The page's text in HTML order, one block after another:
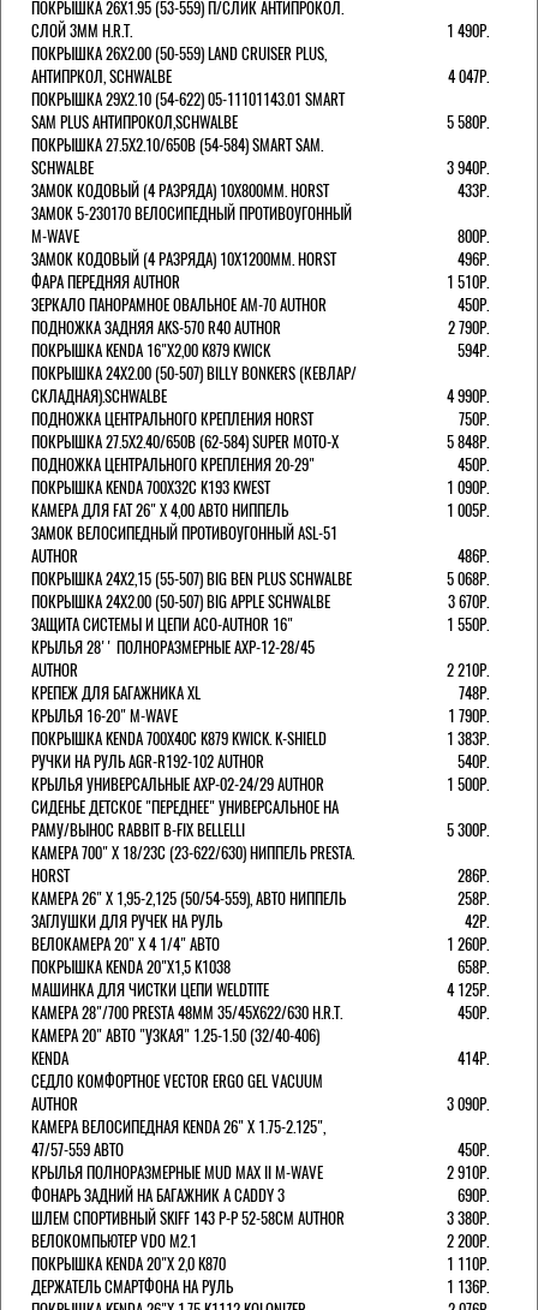
ПОКРЫШКА 26X1.95 (53-559) П/СЛИК АНТИПРОКОЛ.
СЛОЙ 3ММ H.R.T.
1 490Р.
ПОКРЫШКА 26X2.00 (50-559) LAND CRUISER PLUS,
АНТИПРКОЛ, SCHWALBE
4 047Р.
ПОКРЫШКА 29X2.10 (54-622) 05-11101143.01 SMART
SAM PLUS АНТИПРОКОЛ,SCHWALBE
5 580Р.
ПОКРЫШКА 27.5X2.10/650B (54-584) SMART SAM.
SCHWALBE
3 940Р.
ЗАМОК КОДОВЫЙ (4 РАЗРЯДА) 10Х800ММ. HORST
433Р.
ЗАМОК 5-230170 ВЕЛОСИПЕДНЫЙ ПРОТИВОУГОННЫЙ
M-WAVE
800Р.
ЗАМОК КОДОВЫЙ (4 РАЗРЯДА) 10Х1200ММ. HORST
496Р.
ФАРА ПЕРЕДНЯЯ AUTHOR
1 510Р.
ЗЕРКАЛО ПАНОРАМНОЕ ОВАЛЬНОЕ AM-70 AUTHOR
450Р.
ПОДНОЖКА ЗАДНЯЯ AKS-570 R40 AUTHOR
2 790Р.
ПОКРЫШКА KENDA 16"Х2,00 K879 KWICK
594Р.
ПОКРЫШКА 24X2.00 (50-507) BILLY BONKERS (КЕВЛАР/
СКЛАДНАЯ).SCHWALBE
4 990Р.
ПОДНОЖКА ЦЕНТРАЛЬНОГО КРЕПЛЕНИЯ HORST
750Р.
ПОКРЫШКА 27.5X2.40/650B (62-584) SUPER MOTO-X
5 848Р.
ПОДНОЖКА ЦЕНТРАЛЬНОГО КРЕПЛЕНИЯ 20-29"
450Р.
ПОКРЫШКА KENDA 700Х32С K193 KWEST
1 090Р.
КАМЕРА ДЛЯ FAT 26" X 4,00 АВТО НИППЕЛЬ
1 005Р.
ЗАМОК ВЕЛОСИПЕДНЫЙ ПРОТИВОУГОННЫЙ ASL-51
AUTHOR
486Р.
ПОКРЫШКА 24X2,15 (55-507) BIG BEN PLUS SCHWALBE
5 068Р.
ПОКРЫШКА 24X2.00 (50-507) BIG APPLE SCHWALBE
3 670Р.
ЗАЩИТА СИСТЕМЫ И ЦЕПИ ACO-AUTHOR 16"
1 550Р.
КРЫЛЬЯ 28'' ПОЛНОРАЗМЕРНЫЕ AXP-12-28/45
AUTHOR
2 210Р.
КРЕПЕЖ ДЛЯ БАГАЖНИКА XL
748Р.
КРЫЛЬЯ 16-20" M-WAVE
1 790Р.
ПОКРЫШКА KENDA 700Х40С K879 KWICK. K-SHIELD
1 383Р.
РУЧКИ НА РУЛЬ AGR-R192-102 AUTHOR
540Р.
КРЫЛЬЯ УНИВЕРСАЛЬНЫЕ AXP-02-24/29 AUTHOR
1 500Р.
СИДЕНЬЕ ДЕТСКОЕ "ПЕРЕДНЕЕ" УНИВЕРСАЛЬНОЕ НА
РАМУ/ВЫНОС RABBIT B-FIX BELLELLI
5 300Р.
КАМЕРА 700" Х 18/23C (23-622/630) НИППЕЛЬ PRESTA.
HORST
286Р.
КАМЕРА 26" X 1,95-2,125 (50/54-559), АВТО НИППЕЛЬ
258Р.
ЗАГЛУШКИ ДЛЯ РУЧЕК НА РУЛЬ
42Р.
ВЕЛОКАМЕРА 20" Х 4 1/4" АВТО
1 260Р.
ПОКРЫШКА KENDA 20"Х1,5 K1038
658Р.
МАШИНКА ДЛЯ ЧИСТКИ ЦЕПИ WELDTITE
4 125Р.
КАМЕРА 28"/700 PRESTA 48ММ 35/45Х622/630 H.R.T.
450Р.
КАМЕРА 20" АВТО "УЗКАЯ" 1.25-1.50 (32/40-406)
KENDA
414Р.
СЕДЛО КОМФОРТНОЕ VECTOR ERGO GEL VACUUM
AUTHOR
3 090Р.
КАМЕРА ВЕЛОСИПЕДНАЯ KENDA 26" Х 1.75-2.125",
47/57-559 АВТО
450Р.
КРЫЛЬЯ ПОЛНОРАЗМЕРНЫЕ MUD MAX II M-WAVE
2 910Р.
ФОНАРЬ ЗАДНИЙ НА БАГАЖНИК A CADDY 3
690Р.
ШЛЕМ СПОРТИВНЫЙ SKIFF 143 Р-Р 52-58СМ AUTHOR
3 380Р.
ВЕЛОКОМПЬЮТЕР VDO M2.1
2 200Р.
ПОКРЫШКА KENDA 20"Х 2,0 K870
1 110Р.
ДЕРЖАТЕЛЬ СМАРТФОНА НА РУЛЬ
1 136Р.